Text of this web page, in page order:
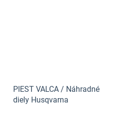
PIEST VALCA / Náhradné
diely Husqvarna